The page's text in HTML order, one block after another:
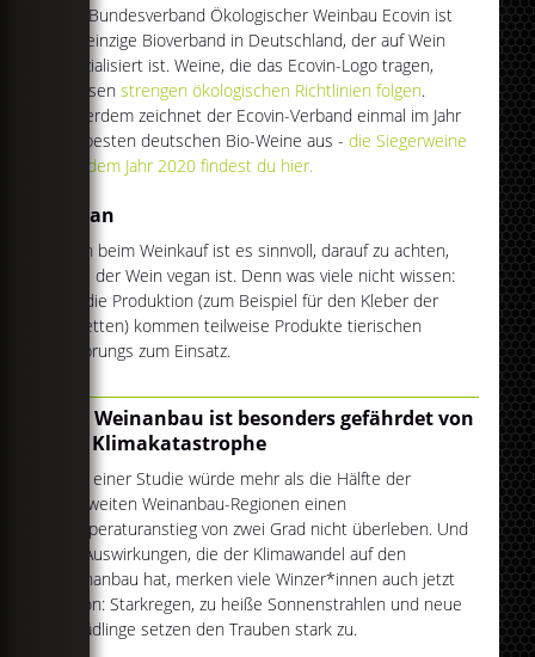
Der Bundesverband Ökologischer Weinbau Ecovin ist
der einzige Bioverband in Deutschland, der auf Wein
spezialisiert ist. Weine, die das Ecovin-Logo tragen,
müssenstrengen ökologischen Richtlinien folgen.
Außerdem zeichnet der Ecovin-Verband einmal im Jahr
die besten deutschen Bio-Weine aus -die Siegerweine
aus dem Jahr 2020 findest du hier.
Vegan
Auch beim Weinkauf ist es sinnvoll, darauf zu achten,
dass der Wein vegan ist. Denn was viele nicht wissen:
Für die Produktion (zum Beispiel für den Kleber der
Etiketten) kommen teilweise Produkte tierischen
Ursprungs zum Einsatz.
Der Weinanbau ist besonders gefährdet von
der Klimakatastrophe
Laut einer Studie würde mehr als die Hälfte der
weltweiten Weinanbau-Regionen einen
Temperaturanstieg von zwei Grad nicht überleben. Und
die Auswirkungen, die der Klimawandel auf den
Weinanbau hat, merken viele Winzer*innen auch jetzt
schon: Starkregen, zu heiße Sonnenstrahlen und neue
Schädlinge setzen den Trauben stark zu.